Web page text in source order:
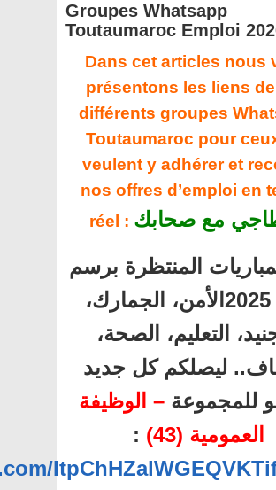
Groupes Whatsapp
Toutaumaroc Emploi
Dans cet articles nous
présentons les liens
différents groupes
Toutaumaroc pour
veulent y adhérer et
nos offres d’emploi en
réel : مع صحابك
المنتظرة برسم
سنة 2025الأمن، الجمارك،
التعليم، الصحة،
ليصلكم كل جديد
للمجموعة – الوظيفة
العمومية (43)
: